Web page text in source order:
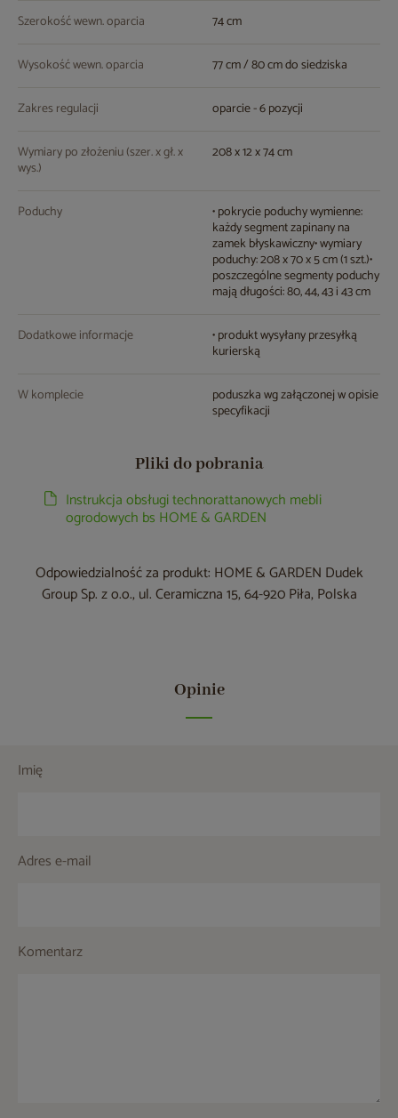
Szerokość wewn. oparcia 74 cm
Wysokość wewn. oparcia 77 cm / 80 cm do siedziska
Zakres regulacji oparcie - 6 pozycji
Wymiary po złożeniu (szer. x gł. x
wys.)
208 x 12 x 74 cm
Poduchy • pokrycie poduchy wymienne:
każdy segment zapinany na
zamek błyskawiczny• wymiary
poduchy: 208 x 70 x 5 cm (1 szt.)•
poszczególne segmenty poduchy
mają długości: 80, 44, 43 i 43 cm
Dodatkowe informacje • produkt wysyłany przesyłką
kurierską
W komplecie poduszka wg załączonej w opisie
specyfikacji
Pliki do pobrania
Instrukcja obsługi technorattanowych mebli
ogrodowych bs HOME & GARDEN
Odpowiedzialność za produkt: HOME & GARDEN Dudek
Group Sp. z o.o., ul. Ceramiczna 15, 64-920 Piła, Polska
Opinie
Imię
Adres e-mail
Komentarz